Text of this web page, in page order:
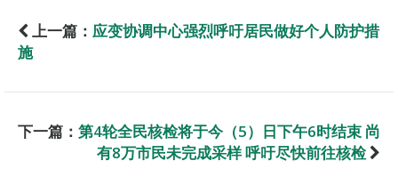
上一篇： 应变协调中心强烈呼吁居民做好个人防护措
施
下一篇： 第4轮全民核检将于今（5）日下午6时结束 尚
有8万市民未完成采样 呼吁尽快前往核检